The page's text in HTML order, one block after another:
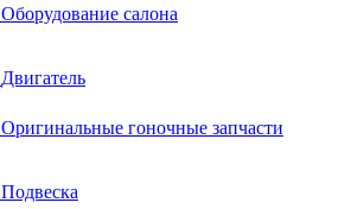
Оборудование салона
Двигатель
Оригинальные гоночные запчасти
Подвеска